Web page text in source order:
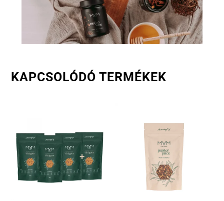
KAPCSOLÓDÓ TERMÉKEK